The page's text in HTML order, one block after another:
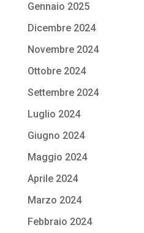
Gennaio 2025
Dicembre 2024
Novembre 2024
Ottobre 2024
Settembre 2024
Luglio 2024
Giugno 2024
Maggio 2024
Aprile 2024
Marzo 2024
Febbraio 2024